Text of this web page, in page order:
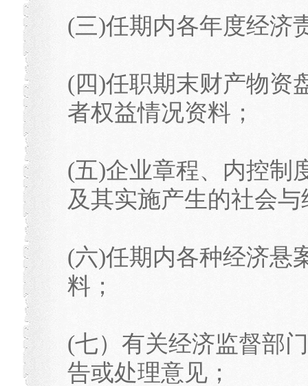
(三)任期内各年度经济
(四)任职期末财产物资
者权益情况资料；
(五)企业章程、内控制
及其实施产生的社会
(六)任期内各种经济悬
料；
(七）有关经济监督部
告或处理意见；